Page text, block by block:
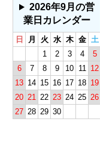
2026年9月の営
業日カレンダー
日 月 火 水 木 金 土
1
2 3 4
5
6
7 8 9 10 11 12
13 14 15 16 17 18 19
20 21 22 23 24 25 26
27 28 29 30